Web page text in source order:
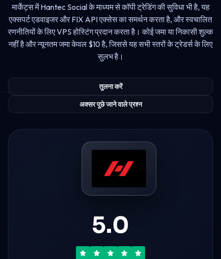
मार्केट्स में Hantec Social के माध्यम से कॉपी ट्रेडिंग की सुविधा भी है, यह
एक्सपर्ट एडवाइजर और FIX API एक्सेस का समर्थन करता है, और स्वचालित
रणनीतियों के लिए VPS होस्टिंग प्रदान करता है। कोई जमा या निकासी शुल्क
नहीं है और न्यूनतम जमा केवल $10 है, जिससे यह सभी स्तरों के ट्रेडर्स के लिए
सुलभ है।
तुलना करें
अक्सर पूछे जाने वाले प्रश्न
5.0